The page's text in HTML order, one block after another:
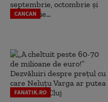
CANCAN
FANATIK.RO